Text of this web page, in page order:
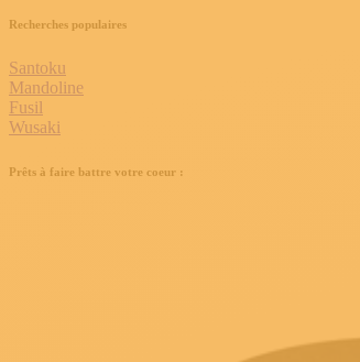
Recherches populaires
Santoku
Mandoline
Fusil
Wusaki
Prêts à faire battre votre coeur :